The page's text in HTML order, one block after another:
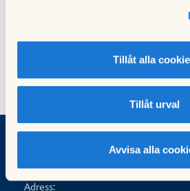
Tillåt alla
Tillåt urval
Avvisa alla
Adress: